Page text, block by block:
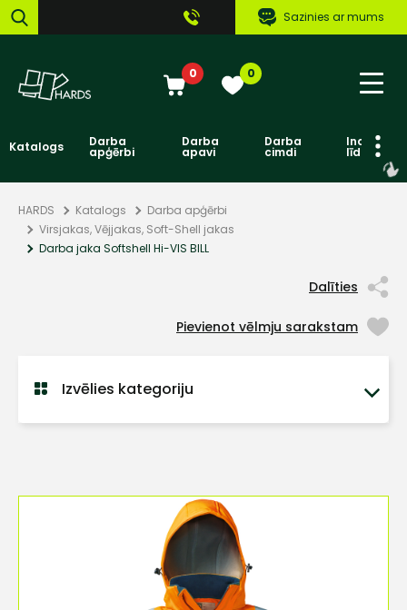
Sazinies ar mums
0 0
Katalogs Darba
apģērbi
Darba
apavi
Darba
cimdi līdzekļi
HARDS Katalogs
Darba apģērbi
Virsjakas, Vējjakas, Soft-Shell jakas
Darba jaka Softshell Hi-VIS BILL
Dalīties
Pievienot vēlmju sarakstam
Izvēlies kategoriju